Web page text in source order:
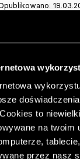
to
na twoim
przez nasz
aranżacją
głównym